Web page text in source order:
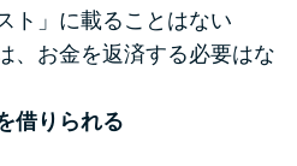
ト」に載ることはない
、お金を返済する必要はな
借りられる